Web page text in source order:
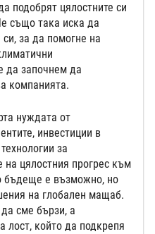
подобрят цялостните си
също така иска да
за да помогне на
да започнем да
компанията.
нуждата от
инвестиции в
за
на цялостния прогрес към
бъдеще е възможно, но
на глобален мащаб.
сме бързи, а
лост, който да подкрепя